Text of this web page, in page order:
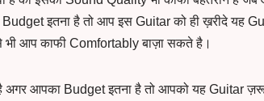
इतना है तो आप इस Guitar को ही ख़रीदे यह
आप काफी Comfortably बाज़ा सकते है।
आपका Budget इतना है तो आपको यह Guitar